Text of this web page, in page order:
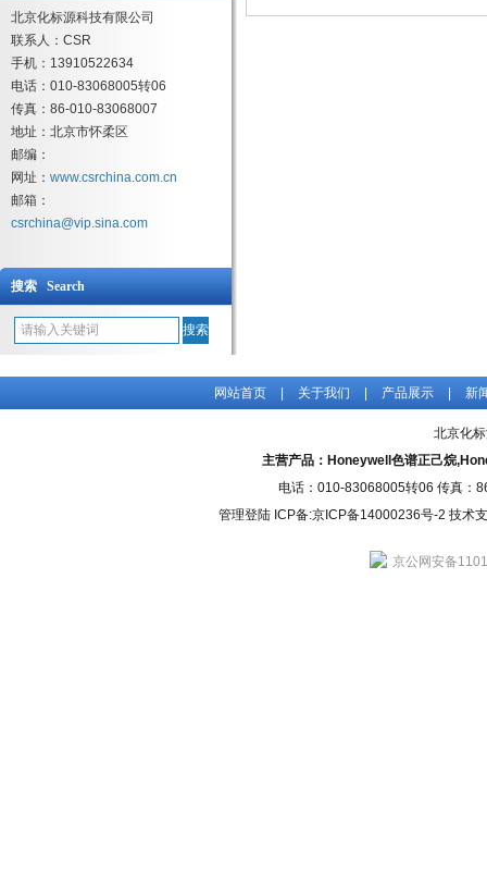
北京化标源科技有限公司
联系人：CSR
手机：13910522634
电话：010-83068005转06
传真：86-010-83068007
地址：北京市怀柔区
邮编：
网址： www.csrchina.com.cn
邮箱：
csrchina@vip.sina.com
搜索 Search
网站首页 关于我们 产品展示 新
北京化
主营产品：Honeywell色谱正己烷
电话：010-83068005转06 传真：
管理登陆ICP备:京ICP备14000236号-2 技术
京公网安备